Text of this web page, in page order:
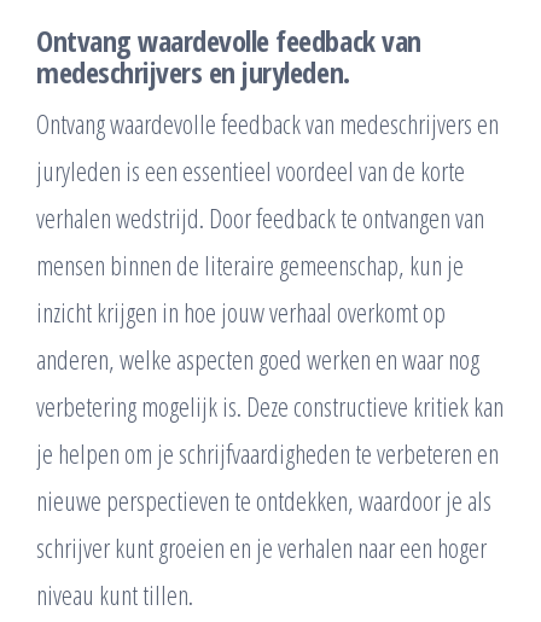
Ontvang waardevolle feedback van
medeschrijvers en juryleden.
Ontvang waardevolle feedback van medeschrijvers en
juryleden is een essentieel voordeel van de korte
verhalen wedstrijd. Door feedback te ontvangen van
mensen binnen de literaire gemeenschap, kun je
inzicht krijgen in hoe jouw verhaal overkomt op
anderen, welke aspecten goed werken en waar nog
verbetering mogelijk is. Deze constructieve kritiek kan
je helpen om je schrijfvaardigheden te verbeteren en
nieuwe perspectieven te ontdekken, waardoor je als
schrijver kunt groeien en je verhalen naar een hoger
niveau kunt tillen.